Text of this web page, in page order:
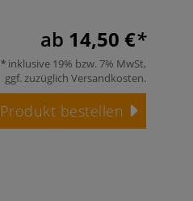
ab 14,50 €
inklusive 19% bzw. 7% MwSt,
ggf. zuzüglich Versandkosten.
Produkt bestellen